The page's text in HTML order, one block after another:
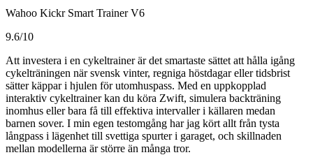
Wahoo Kickr Smart Trainer V6
9.6/10
Att investera i en cykeltrainer är det smartaste sättet att hålla igång
cykelträningen när svensk vinter, regniga höstdagar eller tidsbrist
sätter käppar i hjulen för utomhuspass. Med en uppkopplad
interaktiv cykeltrainer kan du köra Zwift, simulera backträning
inomhus eller bara få till effektiva intervaller i källaren medan
barnen sover. I min egen testomgång har jag kört allt från tysta
långpass i lägenhet till svettiga spurter i garaget, och skillnaden
mellan modellerna är större än många tror.